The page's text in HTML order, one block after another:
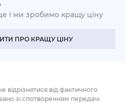
і ми зробимо кращу ціну
ПРО КРАЩУ ЦІНУ
відрізнятися від фактичного
зі спотворенням передачі